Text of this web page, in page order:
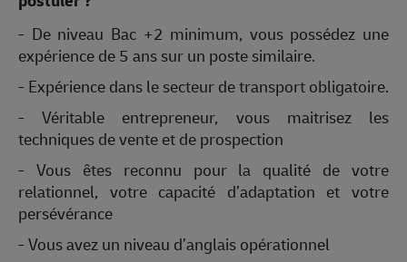
- De niveau Bac +2 minimum, vous possédez une
expérience de 5 ans sur un poste similaire.
- Expérience dans le secteur de transport obligatoire.
- Véritable entrepreneur, vous maitrisez les
techniques de vente et de prospection
- Vous êtes reconnu pour la qualité de votre
relationnel, votre capacité d’adaptation et votre
persévérance
- Vous avez un niveau d’anglais opérationnel